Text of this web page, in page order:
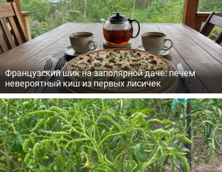
Французский шик на заполярной даче: печем
невероятный киш из первых лисичек